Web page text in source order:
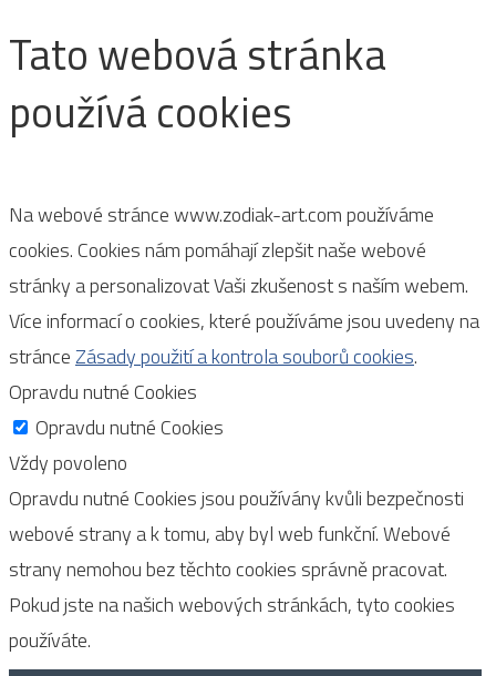
Tato webová stránka
používá cookies
Na webové stránce www.zodiak-art.com používáme
cookies. Cookies nám pomáhají zlepšit naše webové
stránky a personalizovat Vaši zkušenost s naším webem.
Více informací o cookies, které používáme jsou uvedeny na
stránceZásady použití a kontrola souborů cookies.
Opravdu nutné Cookies
Opravdu nutné Cookies
Vždy povoleno
Opravdu nutné Cookies jsou používány kvůli bezpečnosti
webové strany a k tomu, aby byl web funkční. Webové
strany nemohou bez těchto cookies správně pracovat.
Pokud jste na našich webových stránkách, tyto cookies
používáte.